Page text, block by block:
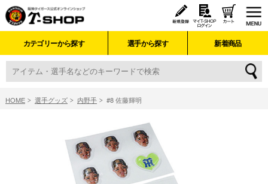
カテゴリーから探す 選手から探す 新着商品
HOME 選手グッズ 内野手 #8 佐藤輝明